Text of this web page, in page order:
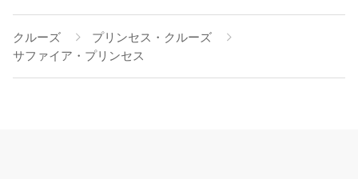
クルーズ
プリンセス・クルーズ
サファイア・プリンセス